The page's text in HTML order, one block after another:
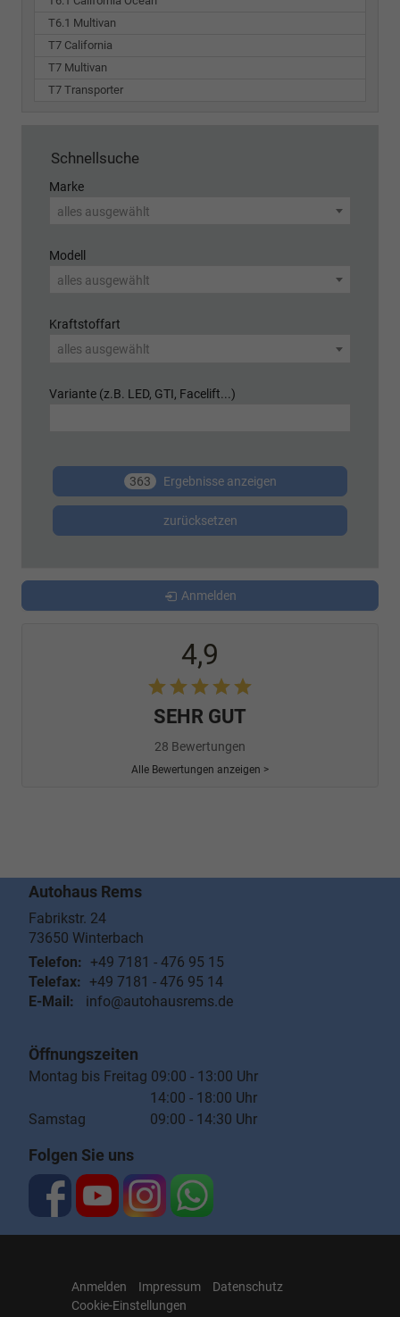
T6.1 Multivan
T7 California
T7 Multivan
T7 Transporter
Schnellsuche
Marke
alles ausgewählt
Modell
alles ausgewählt
Kraftstoffart
alles ausgewählt
Variante (z.B. LED, GTI, Facelift...)
363 Ergebnisse anzeigen
zurücksetzen
Anmelden
4,9
SEHR GUT
28 Bewertungen
Alle Bewertungen anzeigen >
Autohaus Rems
Fabrikstr. 24
73650 Winterbach
Telefon: +49 7181 - 476 95 15
Telefax: +49 7181 - 476 95 14
E-Mail:
info@autohausrems.de
Öffnungszeiten
Montag bis Freitag 09:00 - 13:00 Uhr
14:00 - 18:00 Uhr
Samstag 09:00 - 14:30 Uhr
Folgen Sie uns
Anmelden Impressum
Datenschutz
Cookie-Einstellungen